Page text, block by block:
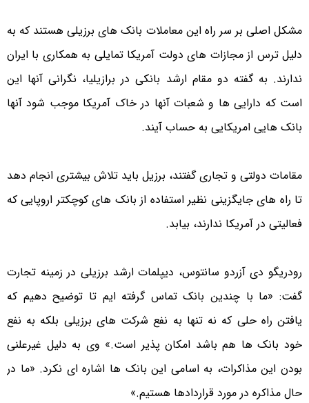
مشکل اصلی بر سر راه این معاملات بانک های برزیلی هستند که به
دلیل ترس از مجازات های دولت آمریکا تمایلی به همکاری با ایران
ندارند. به گفته دو مقام ارشد بانکی در برازیلیا، نگرانی آنها این
است که دارایی ها و شعبات آنها در خاک آمریکا موجب شود آنها
بانک هایی امریکایی به حساب آیند.
مقامات دولتی و تجاری گفتند، برزیل باید تلاش بیشتری انجام دهد
تا راه های جایگزینی نظیر استفاده از بانک های کوچکتر اروپایی که
فعالیتی در آمریکا ندارند، بیابد.
رودریگو دی آزردو سانتوس، دیپلمات ارشد برزیلی در زمینه تجارت
گفت: «ما با چندین بانک تماس گرفته ایم تا توضیح دهیم که
یافتن راه حلی که نه تنها به نفع شرکت های برزیلی بلکه به نفع
خود بانک ها هم باشد امکان پذیر است.» وی به دلیل غیرعلنی
بودن این مذاکرات، به اسامی این بانک ها اشاره ای نکرد. «ما در
حال مذاکره در مورد قراردادها هستیم.»